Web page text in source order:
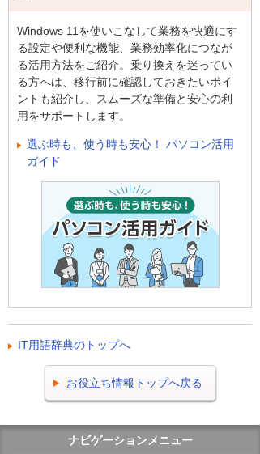
Windows 11を使いこなして業務を快適にす
る設定や便利な機能、業務効率化につなが
る活用方法をご紹介。乗り換えを迷ってい
る方へは、移行前に確認しておきたいポイ
ントも紹介し、スムーズな準備と安心の利
用をサポートします。
選ぶ時も、使う時も安心！ パソコン活用
ガイド
IT用語辞典のトップへ
お役立ち情報トップへ戻る
ナビゲーションメニュー